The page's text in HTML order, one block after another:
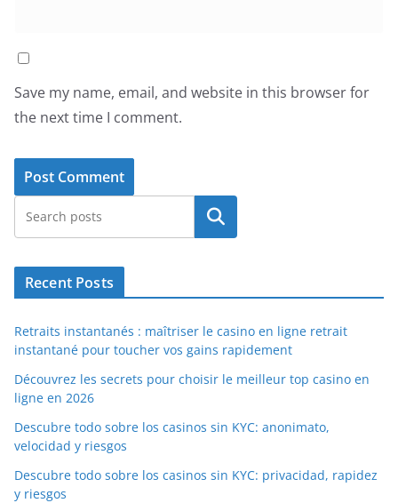
Save my name, email, and website in this browser for
the next time I comment.
Search
Recent Posts
Retraits instantanés : maîtriser le casino en ligne retrait
instantané pour toucher vos gains rapidement
Découvrez les secrets pour choisir le meilleur top casino en
ligne en 2026
Descubre todo sobre los casinos sin KYC: anonimato,
velocidad y riesgos
Descubre todo sobre los casinos sin KYC: privacidad, rapidez
y riesgos